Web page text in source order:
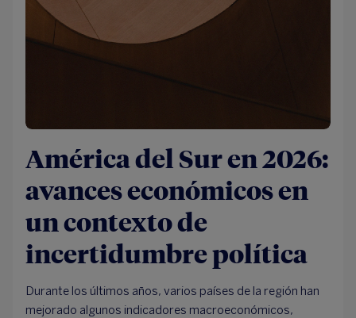
América del Sur en 2026:
avances económicos en
un contexto de
incertidumbre política
Durante los últimos años, varios países de la región han
mejorado algunos indicadores macroeconómicos,